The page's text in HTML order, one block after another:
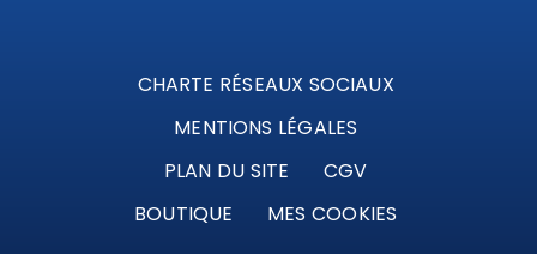
CHARTE RÉSEAUX SOCIAUX
MENTIONS LÉGALES
PLAN DU SITE
CGV
BOUTIQUE
MES COOKIES